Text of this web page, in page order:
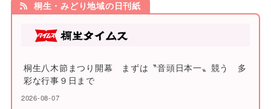
桐生・みどり地域の日刊紙
桐生八木節まつり開幕 まずは〝音頭日本一〟競う 多
彩な行事９日まで
2026-08-07